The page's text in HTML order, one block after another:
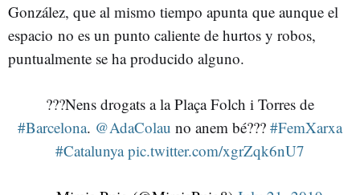
González, que al mismo tiempo apunta que aunque el
espacio no es un punto caliente de hurtos y robos,
puntualmente se ha producido alguno.
???Nens drogats a la Plaça Folch i Torres de
#Barcelona. @AdaColau no anem bé??? #FemXarxa
#Catalunya pic.twitter.com/xgrZqk6nU7